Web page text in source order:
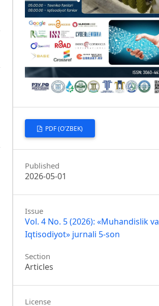
PDF (O'ZBEK)
Published
2026-05-01
Issue
Vol. 4 No. 5 (2026): «Muhandislik va
Iqtisodiyot» jurnali 5-son
Section
Articles
License